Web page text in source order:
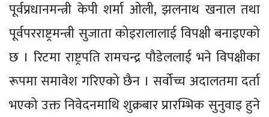
पूर्वप्रधानमन्त्री केपी शर्मा ओली, झलनाथ खनाल तथा
पूर्वपरराष्ट्रमन्त्री सुजाता कोइरालालाई विपक्षी बनाइएको
छ । रिटमा राष्ट्रपति रामचन्द्र पौडेललाई भने विपक्षीका
रूपमा समावेश गरिएको छैन । सर्वोच्च अदालतमा दर्ता
भएको उक्त निवेदनमाथि शुक्रबार प्रारम्भिक सुनुवाइ हुने